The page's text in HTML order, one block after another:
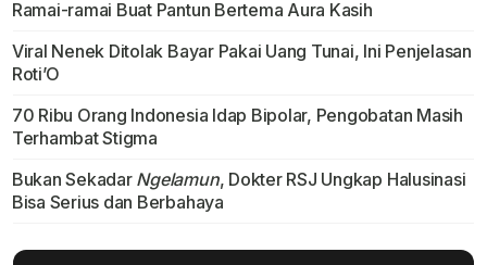
Ramai-ramai Buat Pantun Bertema Aura Kasih
Viral Nenek Ditolak Bayar Pakai Uang Tunai, Ini Penjelasan
Roti’O
70 Ribu Orang Indonesia Idap Bipolar, Pengobatan Masih
Terhambat Stigma
Bukan Sekadar Ngelamun, Dokter RSJ Ungkap Halusinasi
Bisa Serius dan Berbahaya